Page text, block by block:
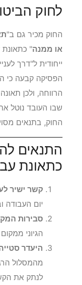
לחוק
החוק מכיר גם ב"
או ממנה" כתאונת
ייחודית ל"דרך
הפסיקה קבעה כי
הרווחה, ולכן
שבו העובד נוטל
החוק, בתנאים
התנאים
כתאונת
קשר ישיר
יום העבודה
סבירות
הגיוני
היעדר
מהמסלול